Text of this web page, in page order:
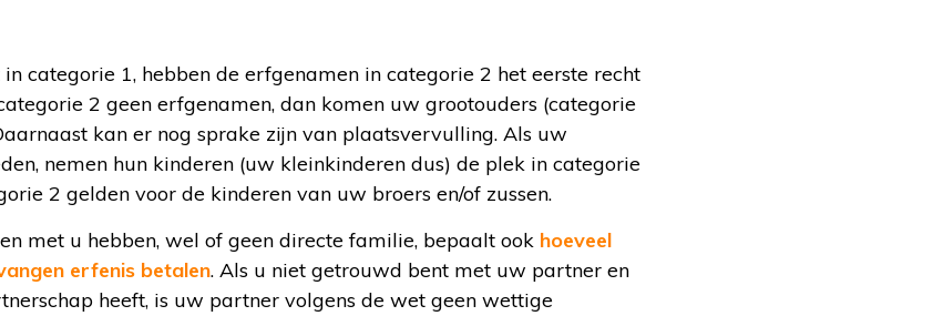
categorie 1, hebben de erfgenamen in categorie 2 het eerste recht
2 geen erfgenamen, dan komen uw grootouders (categorie
kan er nog sprake zijn van plaatsvervulling. Als uw
nemen hun kinderen (uw kleinkinderen dus) de plek in categorie
2 gelden voor de kinderen van uw broers en/of zussen.
met u hebben, wel of geen directe familie, bepaalt ook hoeveel
erfenis betalen. Als u niet getrouwd bent met uw partner en
heeft, is uw partner volgens de wet geen wettige